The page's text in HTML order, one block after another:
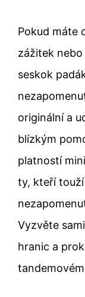
Pokud máte
zážitek
seskok
originální a
blízkým
platností
ty, kteří
Vyzvěte
hranic a